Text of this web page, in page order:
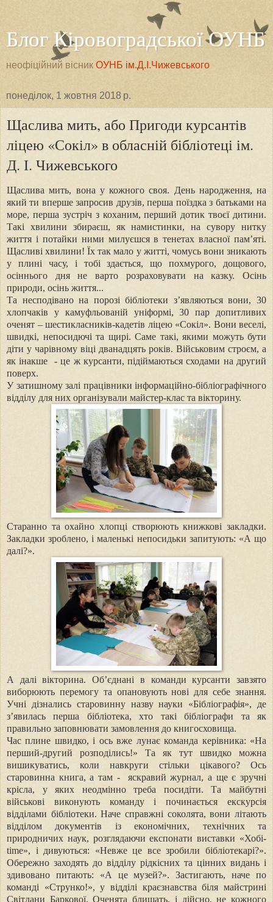
Блог Кіровоградської ОУНБ
неофіційний вісник ОУНБ ім.Д.І.Чижевського
понеділок, 1 жовтня 2018 р.
Щаслива мить, або Пригоди курсантів
ліцею «Сокіл» в обласній бібліотеці ім.
Д. І. Чижевського
Щаслива мить, вона у кожного своя. День народження, на
який ти вперше запросив друзів, перша поїздка з батьками на
море, перша зустріч з коханим, перший дотик твоєї дитини.
Такі хвилини збираєш, як намистинки, на сувору нитку
життя і потайки ними милуєшся в тенетах власної пам’яті.
Щасливі хвилини! Їх так мало у житті, чомусь вони зникають
у плині часу, і тобі здається, що похмурого, дощового,
осіннього дня не варто розраховувати на казку. Осінь
природи, осінь життя...
Та несподівано на порозі бібліотеки з’являються вони, 30
хлопчаків у камуфльованій уніформі, 30 пар допитливих
оченят – шестикласників-кадетів ліцею «Сокіл». Вони веселі,
швидкі, непосидючі та щирі. Саме такі, якими можуть бути
діти у чарівному віці дванадцять років. Військовим строєм, а
як інакше - це ж курсанти, підіймаються сходами на другий
поверх.
У затишному залі працівники інформаційно-бібліографічного
відділу для них організували майстер-клас та вікторину.
Старанно та охайно хлопці створюють книжкові закладки.
Закладки зроблено, і маленькі непосидьки запитують: «А що
далі?».
А далі вікторина. Об’єднані в команди курсанти завзято
виборюють перемогу та опановують нові для себе знання.
Учні дізнались старовинну назву науки «Бібліографія», де
з’явилась перша бібліотека, хто такі бібліографи та як
правильно заповнювати замовлення до книгосховища.
Час плине швидко, і ось вже лунає команда керівника: «На
перший-другий розподілись!» Та як тут швидко можна
вишикуватись, коли навкруги стільки цікавого? Ось
старовинна книга, а там - яскравий журнал, а ще є зручні
крісла, у яких неодмінно треба посидіти. Та майбутні
військові виконують команду і починається екскурсія
відділами бібліотеки. Наче справжні соколята, вони літають
відділом документів із економічних, технічних та
природничих наук, розглядаючи експонати виставки «Хобі-
time», і дивуються: «Невже це все зробили бібліотекарі?».
Обережно заходять до відділу рідкісних та цінних видань і
здивовано питають: «А це музей?». Застигають, наче по
команді «Струнко!», у відділі краєзнавства біля майстрині
Світлани Баркової. Оченята блищать, і дійсно, не кожного